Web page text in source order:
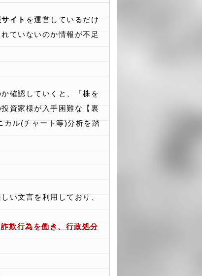
イト を運営しているだけ
ていないのか情報が不足
確認していくと、「株を
資家様が入手困難な【裏
カル(チャート等)分析を踏
い文言を利用しており、
欺行為を働き、行政処分